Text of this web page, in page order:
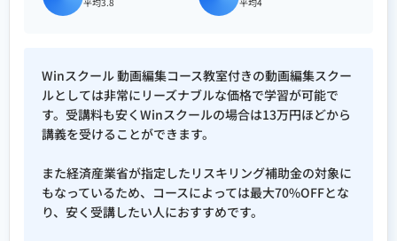
Winスクール 動画編集コース教室付きの動画編集スクー
ルとしては非常にリーズナブルな価格で学習が可能で
す。受講料も安くWinスクールの場合は13万円ほどから
講義を受けることができます。
また経済産業省が指定したリスキリング補助金の対象に
もなっているため、コースによっては最大70%OFFとな
り、安く受講したい人におすすめです。